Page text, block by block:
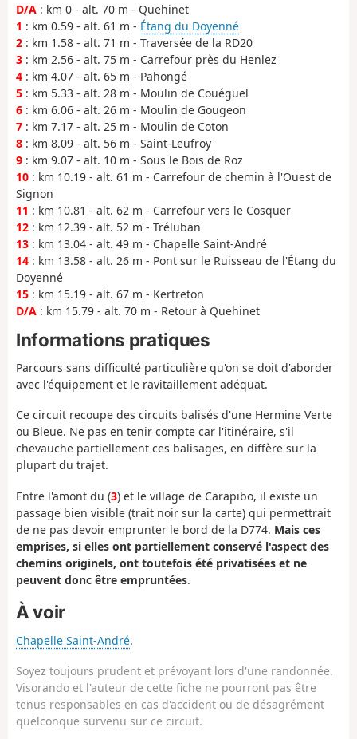
D/A : km 0 - alt. 70 m - Quehinet
1 : km 0.59 - alt. 61 m - Étang du Doyenné
2 : km 1.58 - alt. 71 m - Traversée de la RD20
3 : km 2.56 - alt. 75 m - Carrefour près du Henlez
4 : km 4.07 - alt. 65 m - Pahongé
5 : km 5.33 - alt. 28 m - Moulin de Couéguel
6 : km 6.06 - alt. 26 m - Moulin de Gougeon
7 : km 7.17 - alt. 25 m - Moulin de Coton
8 : km 8.09 - alt. 56 m - Saint-Leufroy
9 : km 9.07 - alt. 10 m - Sous le Bois de Roz
10 : km 10.19 - alt. 61 m - Carrefour de chemin à l'Ouest de
Signon
11 : km 10.81 - alt. 62 m - Carrefour vers le Cosquer
12 : km 12.39 - alt. 52 m - Tréluban
13 : km 13.04 - alt. 49 m - Chapelle Saint-André
14 : km 13.58 - alt. 26 m - Pont sur le Ruisseau de l'Étang du
Doyenné
15 : km 15.19 - alt. 67 m - Kertreton
D/A : km 15.79 - alt. 70 m - Retour à Quehinet
Informations pratiques
Parcours sans difficulté particulière qu'on se doit d'aborder
avec l'équipement et le ravitaillement adéquat.
Ce circuit recoupe des circuits balisés d'une Hermine Verte
ou Bleue. Ne pas en tenir compte car l'itinéraire, s'il
chevauche partiellement ces balisages, en diffère sur la
plupart du trajet.
Entre l'amont du (3) et le village de Carapibo, il existe un
passage bien visible (trait noir sur la carte) qui permettrait
de ne pas devoir emprunter le bord de la D774. Mais ces
emprises, si elles ont partiellement conservé l'aspect des
chemins originels, ont toutefois été privatisées et ne
peuvent donc être empruntées.
À voir
Chapelle Saint-André.
Soyez toujours prudent et prévoyant lors d'une randonnée.
Visorando et l'auteur de cette fiche ne pourront pas être
tenus responsables en cas d'accident ou de désagrément
quelconque survenu sur ce circuit.